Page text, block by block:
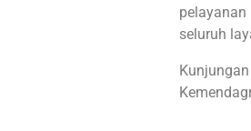
seluruh